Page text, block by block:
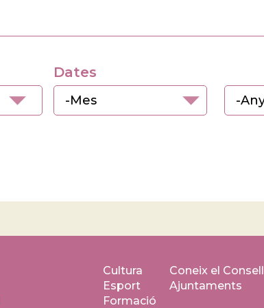
Dates
Dates
Mes Any
Cultura
Esport
Formació
Coneix el Consell
Ajuntaments